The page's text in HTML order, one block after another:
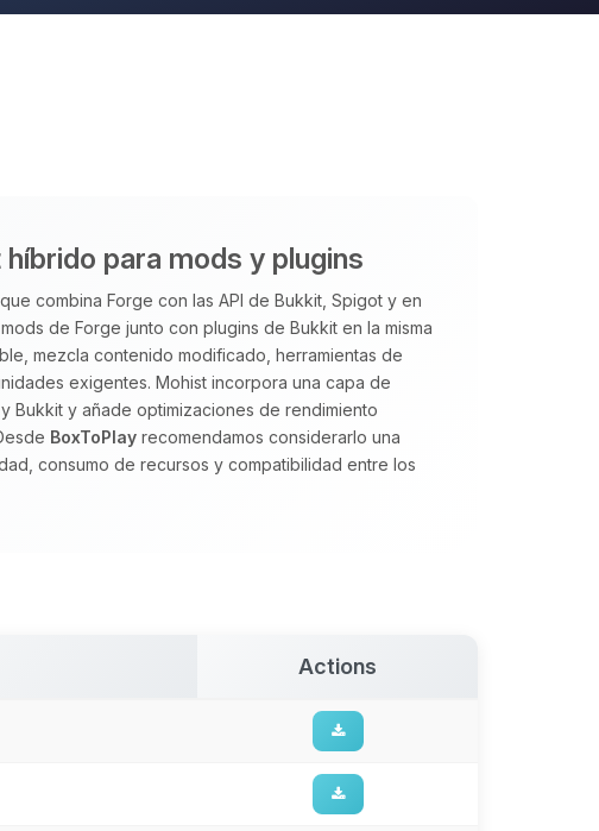
para mods y plugins
combina Forge con las API de Bukkit, Spigot y en
de Forge junto con plugins de Bukkit en la misma
mezcla contenido modificado, herramientas de
exigentes. Mohist incorpora una capa de
Bukkit y añade optimizaciones de rendimiento
BoxToPlay recomendamos considerarlo una
consumo de recursos y compatibilidad entre los
Actions